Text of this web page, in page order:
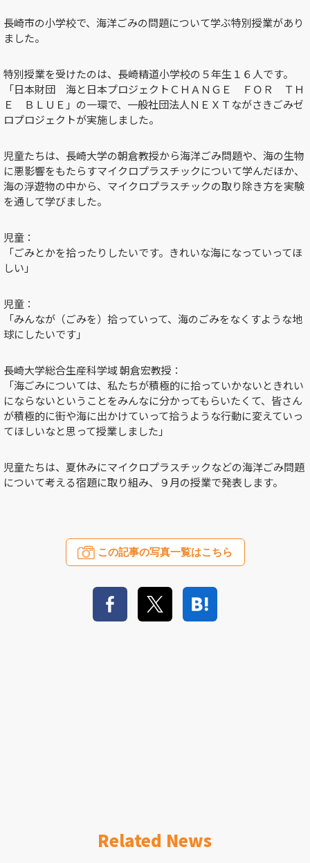
長崎市の小学校で、海洋ごみの問題について学ぶ特別授業があり
ました。
特別授業を受けたのは、長崎精道小学校の５年生１６人です。
「日本財団 海と日本プロジェクトＣＨＡＮＧＥ ＦＯＲ ＴＨ
Ｅ ＢＬＵＥ」の一環で、一般社団法人ＮＥＸＴながさきごみゼ
ロプロジェクトが実施しました。
児童たちは、長崎大学の朝倉教授から海洋ごみ問題や、海の生物
に悪影響をもたらすマイクロプラスチックについて学んだほか、
海の浮遊物の中から、マイクロプラスチックの取り除き方を実験
を通して学びました。
児童：
「ごみとかを拾ったりしたいです。きれいな海になっていってほ
しい」
児童：
「みんなが（ごみを）拾っていって、海のごみをなくすような地
球にしたいです」
長崎大学総合生産科学域 朝倉宏教授：
「海ごみについては、私たちが積極的に拾っていかないときれい
にならないということをみんなに分かってもらいたくて、皆さん
が積極的に街や海に出かけていって拾うような行動に変えていっ
てほしいなと思って授業しました」
児童たちは、夏休みにマイクロプラスチックなどの海洋ごみ問題
について考える宿題に取り組み、９月の授業で発表します。
この記事の写真一覧はこちら
Related News